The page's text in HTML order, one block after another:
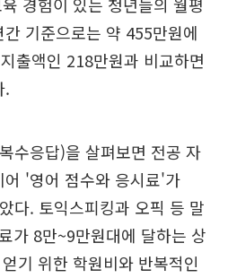
경험이 있는 청년들의 월평
기준으로는 약 455만원에
출액인 218만원과 비교하면
.
수응답)을 살펴보면 전공 자
'영어 점수와 응시료'가
다. 토익스피킹과 오픽 등 말
가 8만~9만원대에 달하는 상
기 위한 학원비와 반복적인